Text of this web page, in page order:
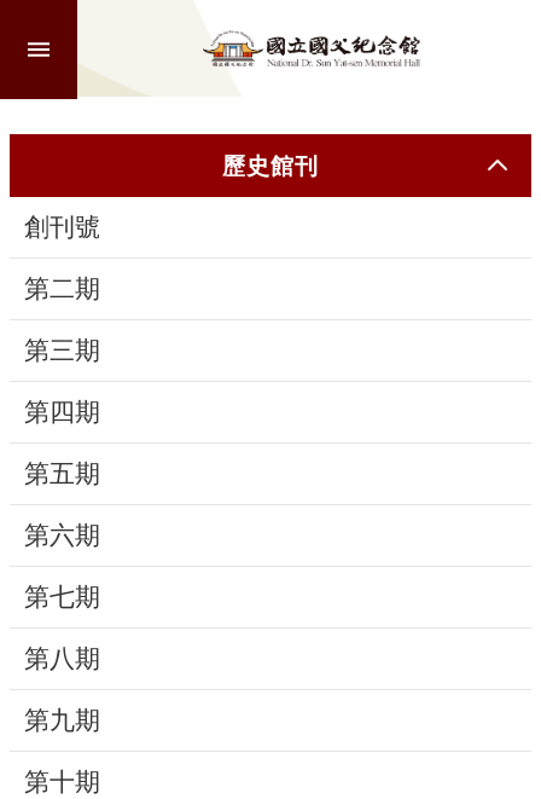
階
尋
認
識
本
館
參
觀
動
線
上
源
新
歷史館刊
創刊號
第二期
第三期
第四期
第五期
第六期
第七期
第八期
第九期
第十期